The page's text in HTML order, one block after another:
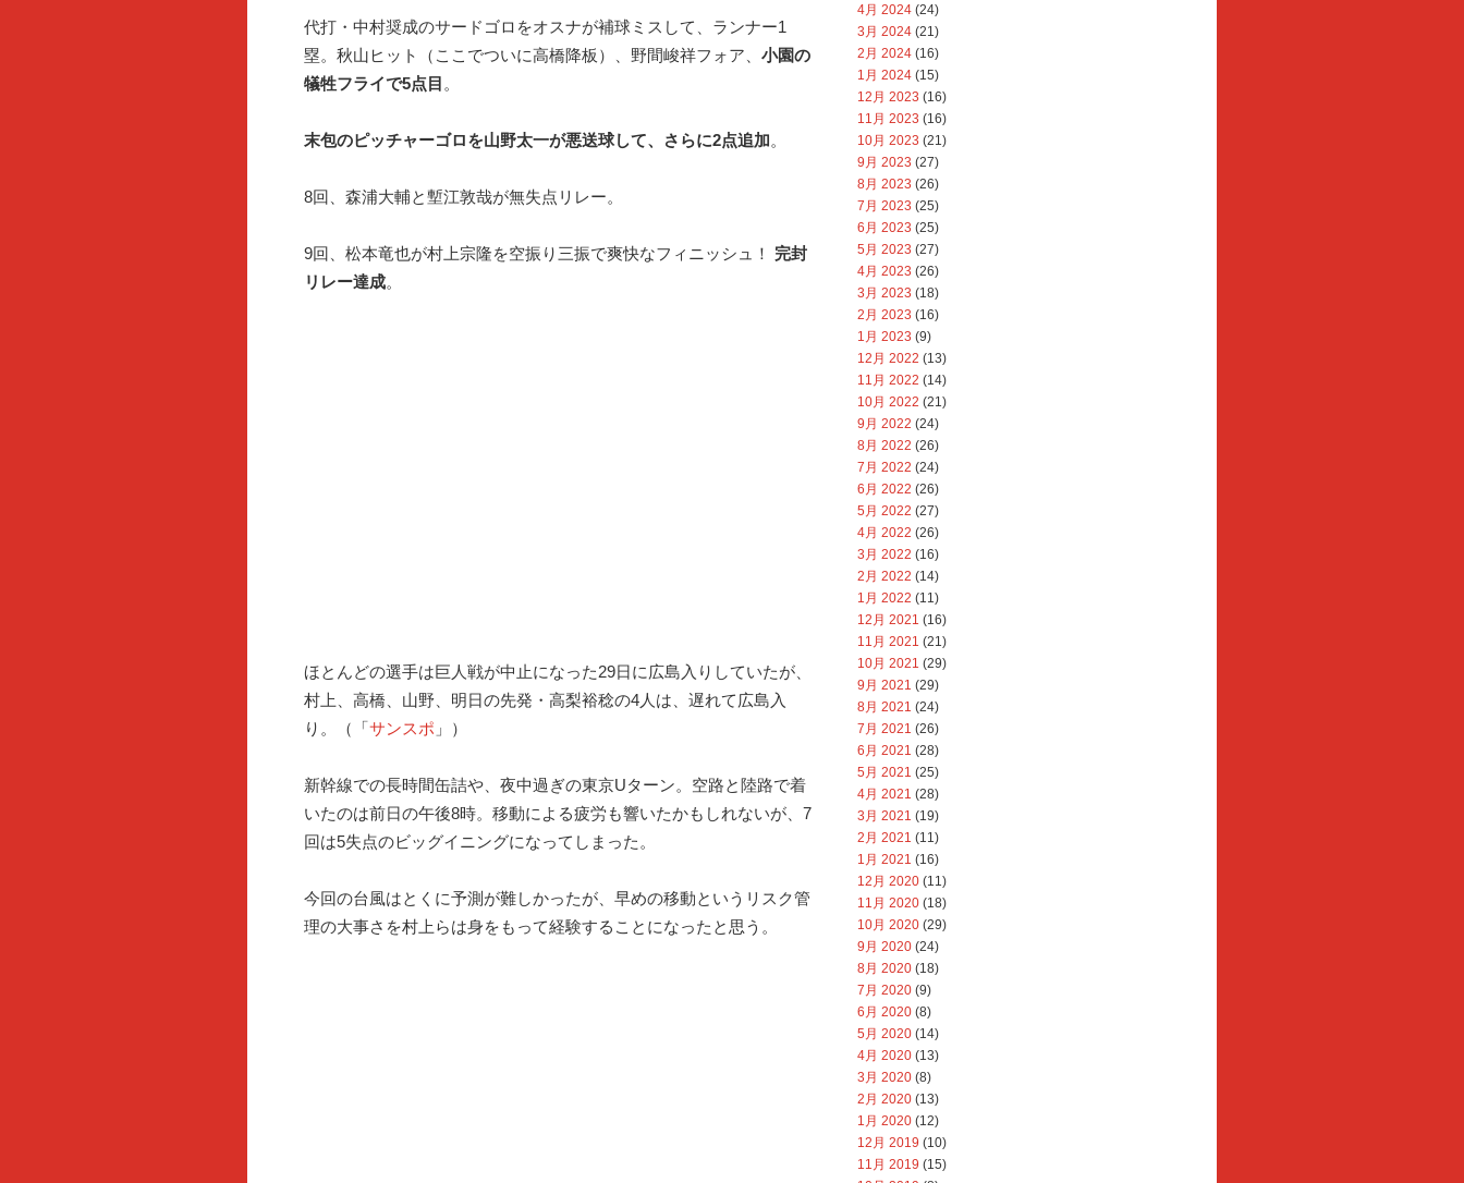
代打・中村奨成のサードゴロをオスナが補球ミスして、ランナー1
塁。秋山ヒット（ここでついに高橋降板）、野間峻祥フォア、 小園の
犠牲フライで5点目 。
末包のピッチャーゴロを山野太一が悪送球して、さらに2点追加。
8回、森浦大輔と塹江敦哉が無失点リレー。
9回、松本竜也が村上宗隆を空振り三振で爽快なフィニッシュ！ 完封
リレー達成。
ほとんどの選手は巨人戦が中止になった29日に広島入りしていたが、
村上、高橋、山野、明日の先発・高梨裕稔の4人は、遅れて広島入
り。（「サンスポ 」）
新幹線での長時間缶詰や、夜中過ぎの東京Uターン。空路と陸路で着
いたのは前日の午後8時。移動による疲労も響いたかもしれないが、7
回は5失点のビッグイニングになってしまった。
今回の台風はとくに予測が難しかったが、早めの移動というリスク管
理の大事さを村上らは身をもって経験することになったと思う。
4月 2024 (24)
3月 2024 (21)
2月 2024 (16)
1月 2024 (15)
12月 2023 (16)
11月 2023 (16)
10月 2023 (21)
9月 2023 (27)
8月 2023 (26)
7月 2023 (25)
6月 2023 (25)
5月 2023 (27)
4月 2023 (26)
3月 2023 (18)
2月 2023 (16)
1月 2023 (9)
12月 2022 (13)
11月 2022 (14)
10月 2022 (21)
9月 2022 (24)
8月 2022 (26)
7月 2022 (24)
6月 2022 (26)
5月 2022 (27)
4月 2022 (26)
3月 2022 (16)
2月 2022 (14)
1月 2022 (11)
12月 2021 (16)
11月 2021 (21)
10月 2021 (29)
9月 2021 (29)
8月 2021 (24)
7月 2021 (26)
6月 2021 (28)
5月 2021 (25)
4月 2021 (28)
3月 2021 (19)
2月 2021 (11)
1月 2021 (16)
12月 2020 (11)
11月 2020 (18)
10月 2020 (29)
9月 2020 (24)
8月 2020 (18)
7月 2020 (9)
6月 2020 (8)
5月 2020 (14)
4月 2020 (13)
3月 2020 (8)
2月 2020 (13)
1月 2020 (12)
12月 2019 (10)
11月 2019 (15)